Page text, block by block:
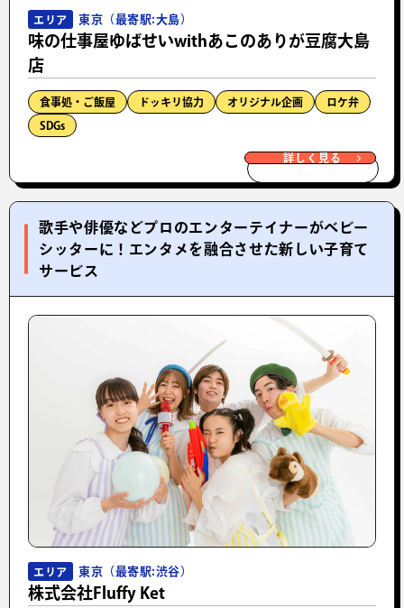
エリア 東京（最寄駅:大島）
味の仕事屋ゆばせいwithあこのありが豆腐大島
店
食事処・ご飯屋 ドッキリ協力 オリジナル企画 ロケ弁
SDGs
詳しく見る
歌手や俳優などプロのエンターテイナーがベビー
シッターに！エンタメを融合させた新しい子育て
サービス
エリア 東京（最寄駅:渋谷）
株式会社Fluffy Ket